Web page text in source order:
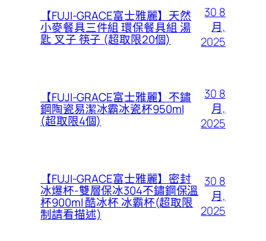
【FUJI-GRACE富士雅麗】天然
小麥餐具三件組 環保餐具組 湯
匙 叉子 筷子 (超取限20個)
30 8
月,
2025
【FUJI-GRACE富士雅麗】不鏽
鋼陶瓷易潔冰霸冰瓷杯950ml
(超取限4個)
30 8
月,
2025
【FUJI-GRACE富士雅麗】密封
冰爆杯-雙層保冰304不鏽鋼保溫
杯900ml 酷冰杯 冰霸杯(超取限
制請看描述)
30 8
月,
2025